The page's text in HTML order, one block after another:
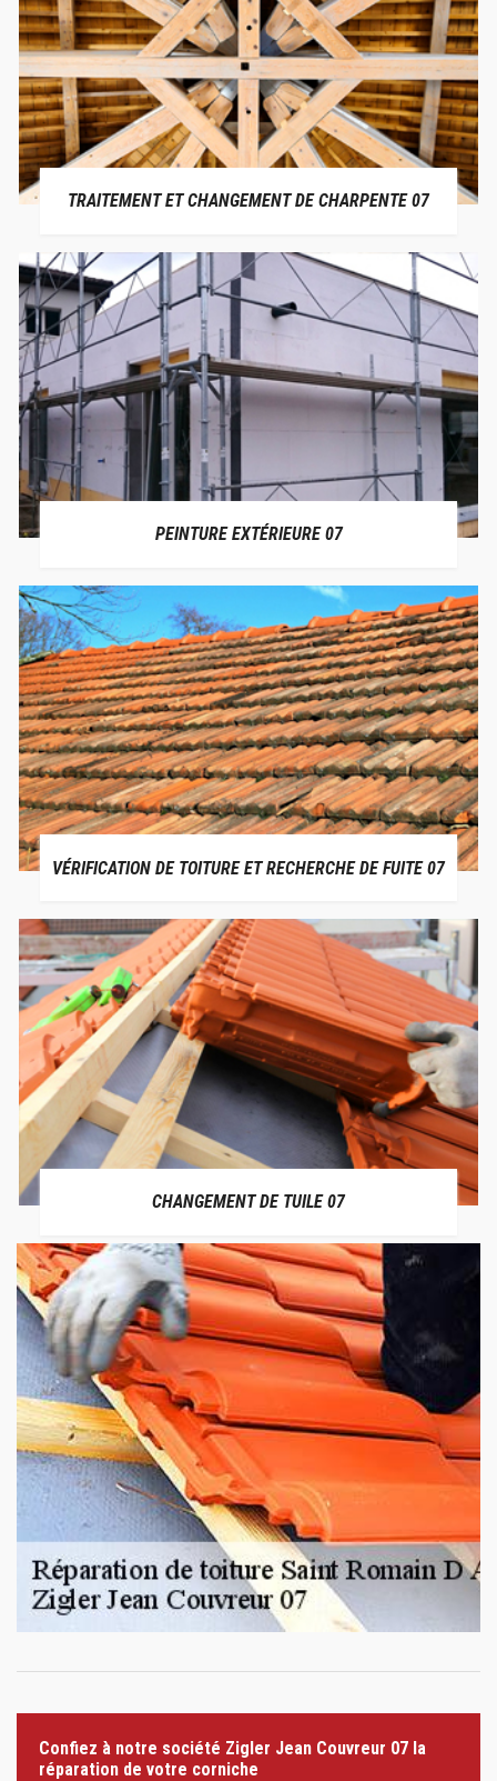
TRAITEMENT ET CHANGEMENT DE CHARPENTE 07
PEINTURE EXTÉRIEURE 07
VÉRIFICATION DE TOITURE ET RECHERCHE DE FUITE 07
CHANGEMENT DE TUILE 07
Confiez à notre société Zigler Jean Couvreur 07 la
réparation de votre corniche